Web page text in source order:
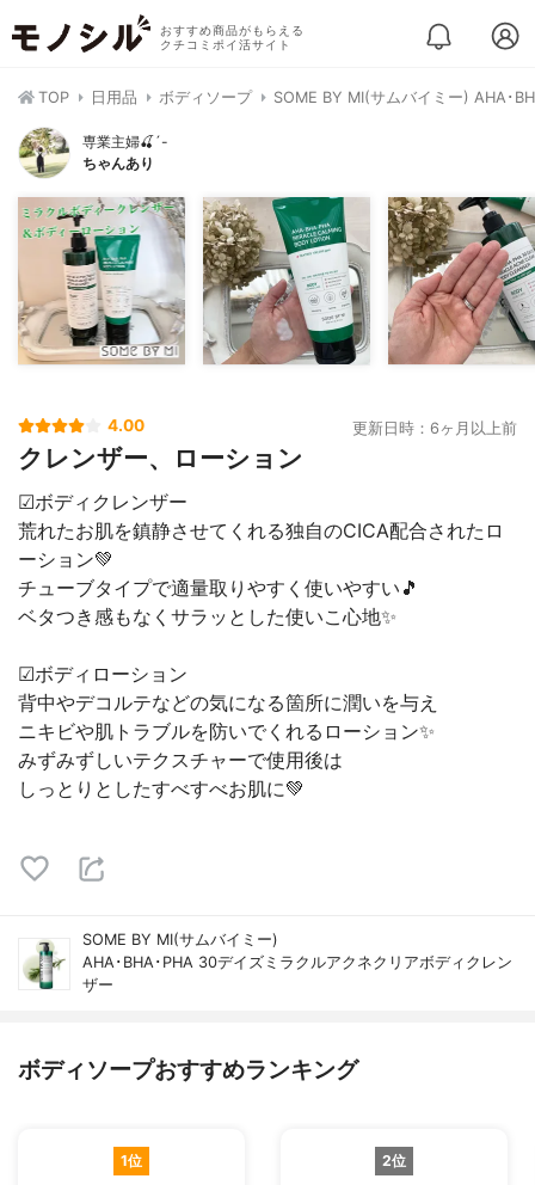
おすすめ商品がもらえる
クチコミポイ活サイト
TOP 日用品 ボディソープ SOME BY MI(サムバイミー) AHA･
専業主婦🍒´-
ちゃんあり
4.00 更新日時：6ヶ月以上前
クレンザー、ローション
☑︎ボディクレンザー
荒れたお肌を鎮静させてくれる独自のCICA配合されたロ
ーション💚
チューブタイプで適量取りやすく使いやすい🎵
ベタつき感もなくサラッとした使いこ心地✨️
︎︎︎︎☑︎ボディローション
背中やデコルテなどの気になる箇所に潤いを与え
ニキビや肌トラブルを防いでくれるローション✨️
みずみずしいテクスチャーで使用後は
しっとりとしたすべすべお肌に💚
SOME BY MI(サムバイミー)
AHA･BHA･PHA 30デイズミラクルアクネクリアボディクレン
ザー
ボディソープおすすめランキング
1位 2位